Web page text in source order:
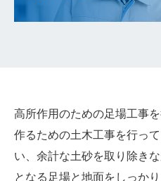
高所作用のための足場工事
作るための土木工事を行っ
い、余計な土砂を取り除き
となる足場と地面をしっか